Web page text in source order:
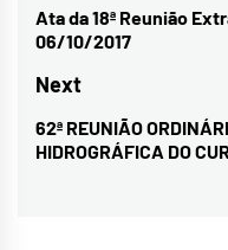
de
Previous
post:
Ata da 18ª Reunião
06/10/2017
Next
Next
post:
62ª REUNIÃO
HIDROGRÁFICA DO